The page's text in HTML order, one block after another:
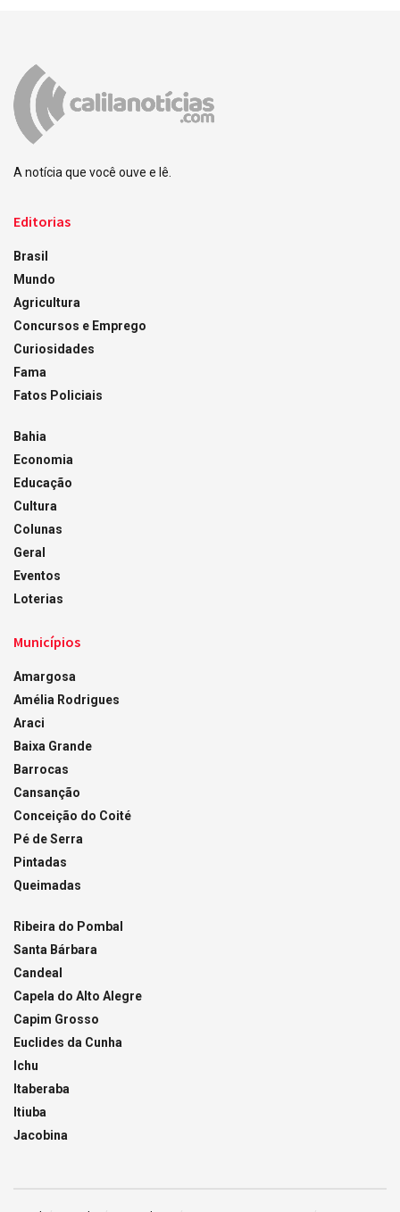
A notícia que você ouve e lê.
Editorias
Brasil
Mundo
Agricultura
Concursos e Emprego
Curiosidades
Fama
Fatos Policiais
Bahia
Economia
Educação
Cultura
Colunas
Geral
Eventos
Loterias
Municípios
Amargosa
Amélia Rodrigues
Araci
Baixa Grande
Barrocas
Cansanção
Conceição do Coité
Pé de Serra
Pintadas
Queimadas
Ribeira do Pombal
Santa Bárbara
Candeal
Capela do Alto Alegre
Capim Grosso
Euclides da Cunha
Ichu
Itaberaba
Itiuba
Jacobina